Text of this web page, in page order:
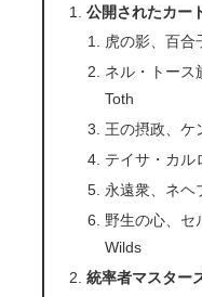
公開されたカー
虎の影、百合
ネル・トース
Toth
王の摂政、ケ
テイサ・カル
永遠衆、ネヘ
野生の心、セ
Wilds
統率者マスター